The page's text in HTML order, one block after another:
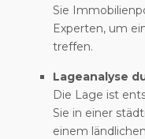
Sie
Experten, um
treffen.
Lageanalyse
Die Lage ist
Sie in einer
einem